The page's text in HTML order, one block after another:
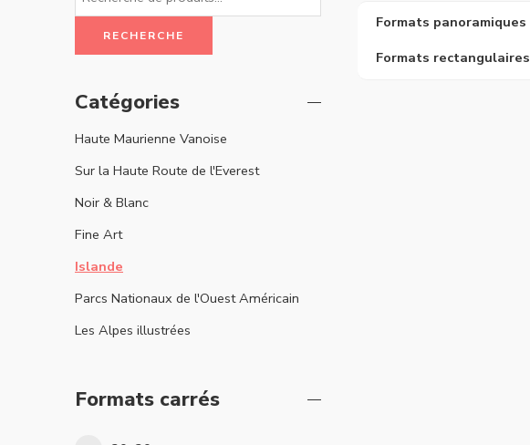
Formats panoramiques
Formats rectangulaires
RECHERCHE
Catégories
Haute Maurienne Vanoise
Sur la Haute Route de l'Everest
Noir & Blanc
Fine Art
Islande
Parcs Nationaux de l'Ouest Américain
Les Alpes illustrées
Formats carrés